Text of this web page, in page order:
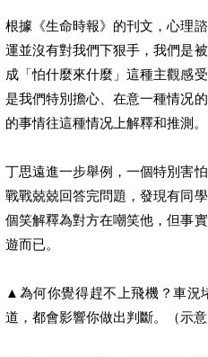
根據《生命時報》的刊文，心理
運並沒有對我們下狠手，我們是
成「怕什麼來什麼」這種主觀感
是我們特別擔心、在意一種情况
的事情往這種情况上解釋和推測。
丁思遠進一步舉例，一個特別害
戰戰兢兢回答完問題，發現有同
個笑解釋為對方在嘲笑他，但事
遊而已。
▲為何你覺得趕不上飛機？車況
道，都會影響你做出判斷。（示意